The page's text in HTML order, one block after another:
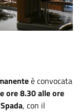
è convocata
ore 8.30 alle ore
, con il